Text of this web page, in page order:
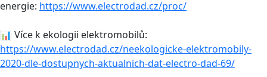
energie: https://www.electrodad.cz/proc/
📊 Více k ekologii elektromobilů:
https://www.electrodad.cz/neekologicke-elektromobily-
2020-dle-dostupnych-aktualnich-dat-electro-dad-69/